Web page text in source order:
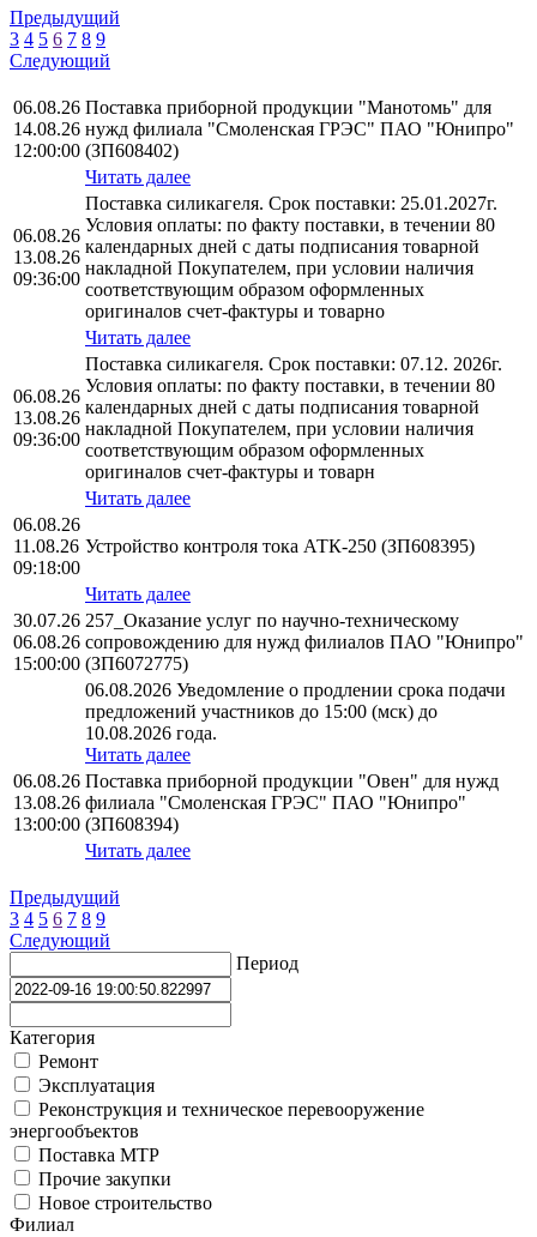
Предыдущий
3 4 5 6 7 8 9
Следующий
06.08.26
14.08.26
12:00:00
Поставка приборной продукции "Манотомь" для
нужд филиала "Смоленская ГРЭС" ПАО "Юнипро"
(ЗП608402)
Читать далее
06.08.26
13.08.26
09:36:00
Поставка силикагеля. Срок поставки: 25.01.2027г.
Условия оплаты: по факту поставки, в течении 80
календарных дней с даты подписания товарной
накладной Покупателем, при условии наличия
соответствующим образом оформленных
оригиналов счет-фактуры и товарно
Читать далее
06.08.26
13.08.26
09:36:00
Поставка силикагеля. Срок поставки: 07.12. 2026г.
Условия оплаты: по факту поставки, в течении 80
календарных дней с даты подписания товарной
накладной Покупателем, при условии наличия
соответствующим образом оформленных
оригиналов счет-фактуры и товарн
Читать далее
06.08.26
11.08.26
09:18:00
Устройство контроля тока АТК-250 (ЗП608395)
Читать далее
30.07.26
06.08.26
15:00:00
257_Оказание услуг по научно-техническому
сопровождению для нужд филиалов ПАО "Юнипро"
(ЗП6072775)
06.08.2026 Уведомление о продлении срока подачи
предложений участников до 15:00 (мск) до
10.08.2026 года.
Читать далее
06.08.26
13.08.26
13:00:00
Поставка приборной продукции "Овен" для нужд
филиала "Смоленская ГРЭС" ПАО "Юнипро"
(ЗП608394)
Читать далее
Предыдущий
3 4 5 6 7 8 9
Следующий
Период
Категория
Ремонт
Эксплуатация
Реконструкция и техническое перевооружение
энергообъектов
Поставка МТР
Прочие закупки
Новое строительство
Филиал